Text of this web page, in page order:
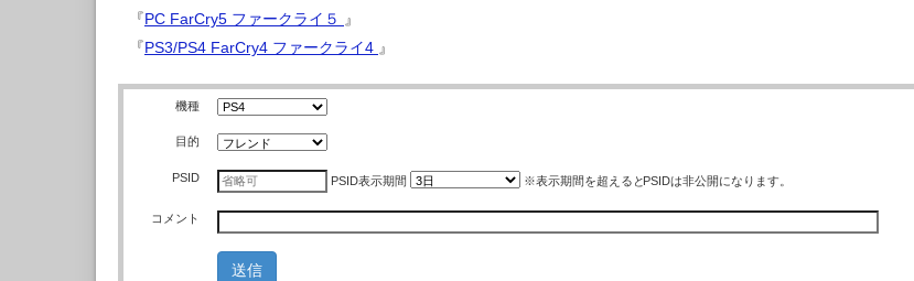
『PC FarCry5 ファークライ５
』
『PS3/PS4 FarCry4 ファークライ4 』
機種
目的
PSID PSID表示期間 ※表示期間を超えるとPSIDは非公開になります。
コメント